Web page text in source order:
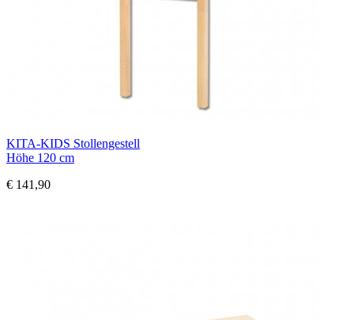
KITA-KIDS Stollengestell
Höhe 120 cm
€ 141,90